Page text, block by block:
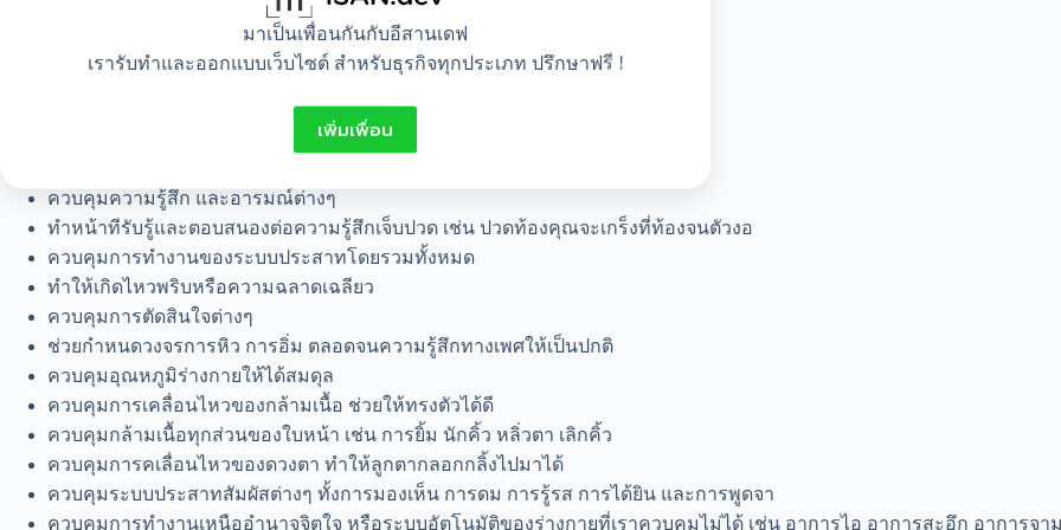
มาเป็นเพื่อนกันกับอีสานเดฟ
เรารับทำและออกแบบเว็บไซต์ สำหรับธุรกิจทุกประเภท ปรึกษาฟรี !
เพิ่มเพื่อน
ช่วยรักษาความดันเลือดให้เป็นปกติ
ช่วยรักษาระดับเกลือแร่ในร่างกาย
ควบคุมความรู้สึก และอารมณ์ต่างๆ
ทำหน้าทีรับรู้และตอบสนองต่อความรู้สึกเจ็บปวด เช่น ปวดท้องคุณจะเกร็งที่ท้องจนตัวงอ
ควบคุมการทำงานของระบบประสาทโดยรวมทั้งหมด
ทำให้เกิดไหวพริบหรือความฉลาดเฉลียว
ควบคุมการตัดสินใจต่างๆ
ช่วยกำหนดวงจรการหิว การอิ่ม ตลอดจนความรู้สึกทางเพศให้เป็นปกติ
ควบคุมอุณหภูมิร่างกายให้ได้สมดุล
ควบคุมการเคลื่อนไหวของกล้ามเนื้อ ช่วยให้ทรงตัวได้ดี
ควบคุมกล้ามเนื้อทุกส่วนของใบหน้า เช่น การยิ้ม นักคิ้ว หลิ่วตา เลิกคิ้ว
ควบคุมการคเลื่อนไหวของดวงตา ทำให้ลูกตากลอกกลิ้งไปมาได้
ควบคุมระบบประสาทสัมผัสต่างๆ ทั้งการมองเห็น การดม การรู้รส การได้ยิน และการพูดจา
ควบคุมการทำงานเหนืออำนาจจิตใจ หรือระบบอัตโนมัติของร่างกายที่เราควบคุมไม่ได้ เช่น อาการไอ อาการสะอึก อาการจา